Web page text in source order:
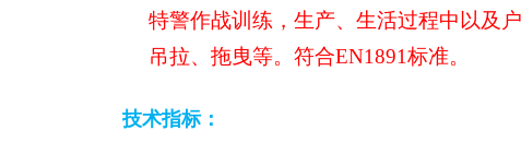
特警作战训练，生产、生活过程中以及
吊拉、拖曳等。符合EN1891标准。
技术指标：